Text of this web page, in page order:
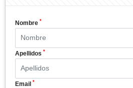
Nombre *
Apellidos *
Email *